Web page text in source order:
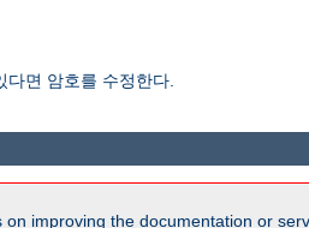
면 암호를 수정한다.
improving the documentation or